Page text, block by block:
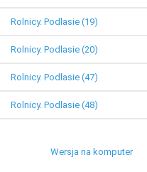
Rolnicy. Podlasie (19)
Rolnicy. Podlasie (20)
Rolnicy. Podlasie (47)
Rolnicy. Podlasie (48)
Wersja na komputer